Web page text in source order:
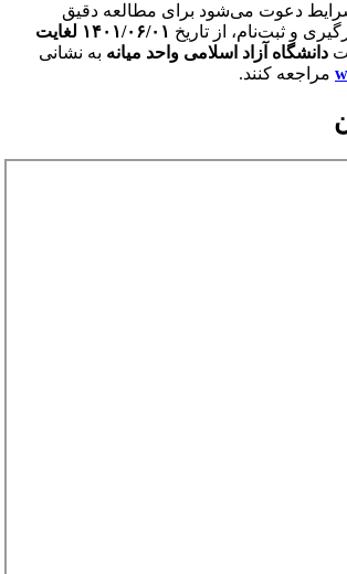
شرایط دعوت می‌شود برای مطالعه دقیق
و ثبت‌نام، از تاریخ
۱۴۰۱/۰۶/۰۱ لغایت
دانشگاه آزاد اسلامی واحد میانه به نشانی
مراجعه کنند.